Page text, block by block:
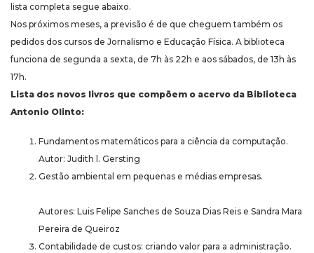
lista completa segue abaixo.
Nos próximos meses, a previsão é de que cheguem também os
pedidos dos cursos de Jornalismo e Educação Física. A biblioteca
funciona de segunda a sexta, de 7h às 22h e aos sábados, de 13h às
17h.
Lista dos novos livros que compõem o acervo da Biblioteca
Antonio Olinto:
Fundamentos matemáticos para a ciência da computação.
Autor: Judith l. Gersting
Gestão ambiental em pequenas e médias empresas.
Autores: Luis Felipe Sanches de Souza Dias Reis e Sandra Mara
Pereira de Queiroz
Contabilidade de custos: criando valor para a administração.